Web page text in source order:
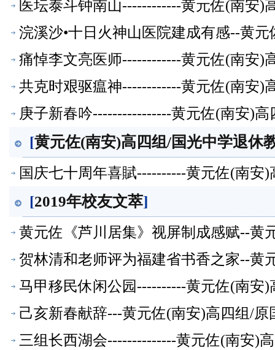
医坛泰斗钟南山------------黄元佐(南安)
浣溪沙•十日火神山医院建成有感--黄
痛悼李文亮医师------------黄元佐(南安)
共克时艰驱瘟神------------黄元佐(南安)
庚子新春吟----------------黄元佐(南安)
[黄元佐(南安)高四组/国光中学退休
国庆七十周年喜賦----------黄元佐(南安
[2019年校友文萃]
黄元佐《芦川居集》视屏制成感赋--黄
萃】
贺林清和老师评为福建省书香之家--黄
萃】
马甲移民休闲公园----------黄元佐(南安
己亥新春献辞---黄元佐(南安)高四组/
三组长西湖会--------------黄元佐(南安)